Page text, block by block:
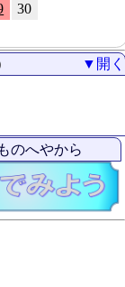
30
) ▼開く
のへやから